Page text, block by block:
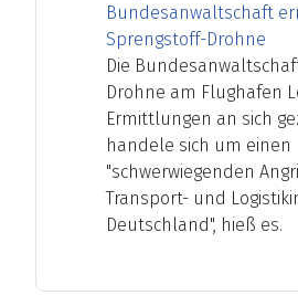
Bundesanwaltschaft
Sprengstoff-Drohne
Die
Drohne am Flughafen
Ermittlungen an sich
handele sich um einen
"schwerwiegenden
Transport- und
Deutschland", hieß es.